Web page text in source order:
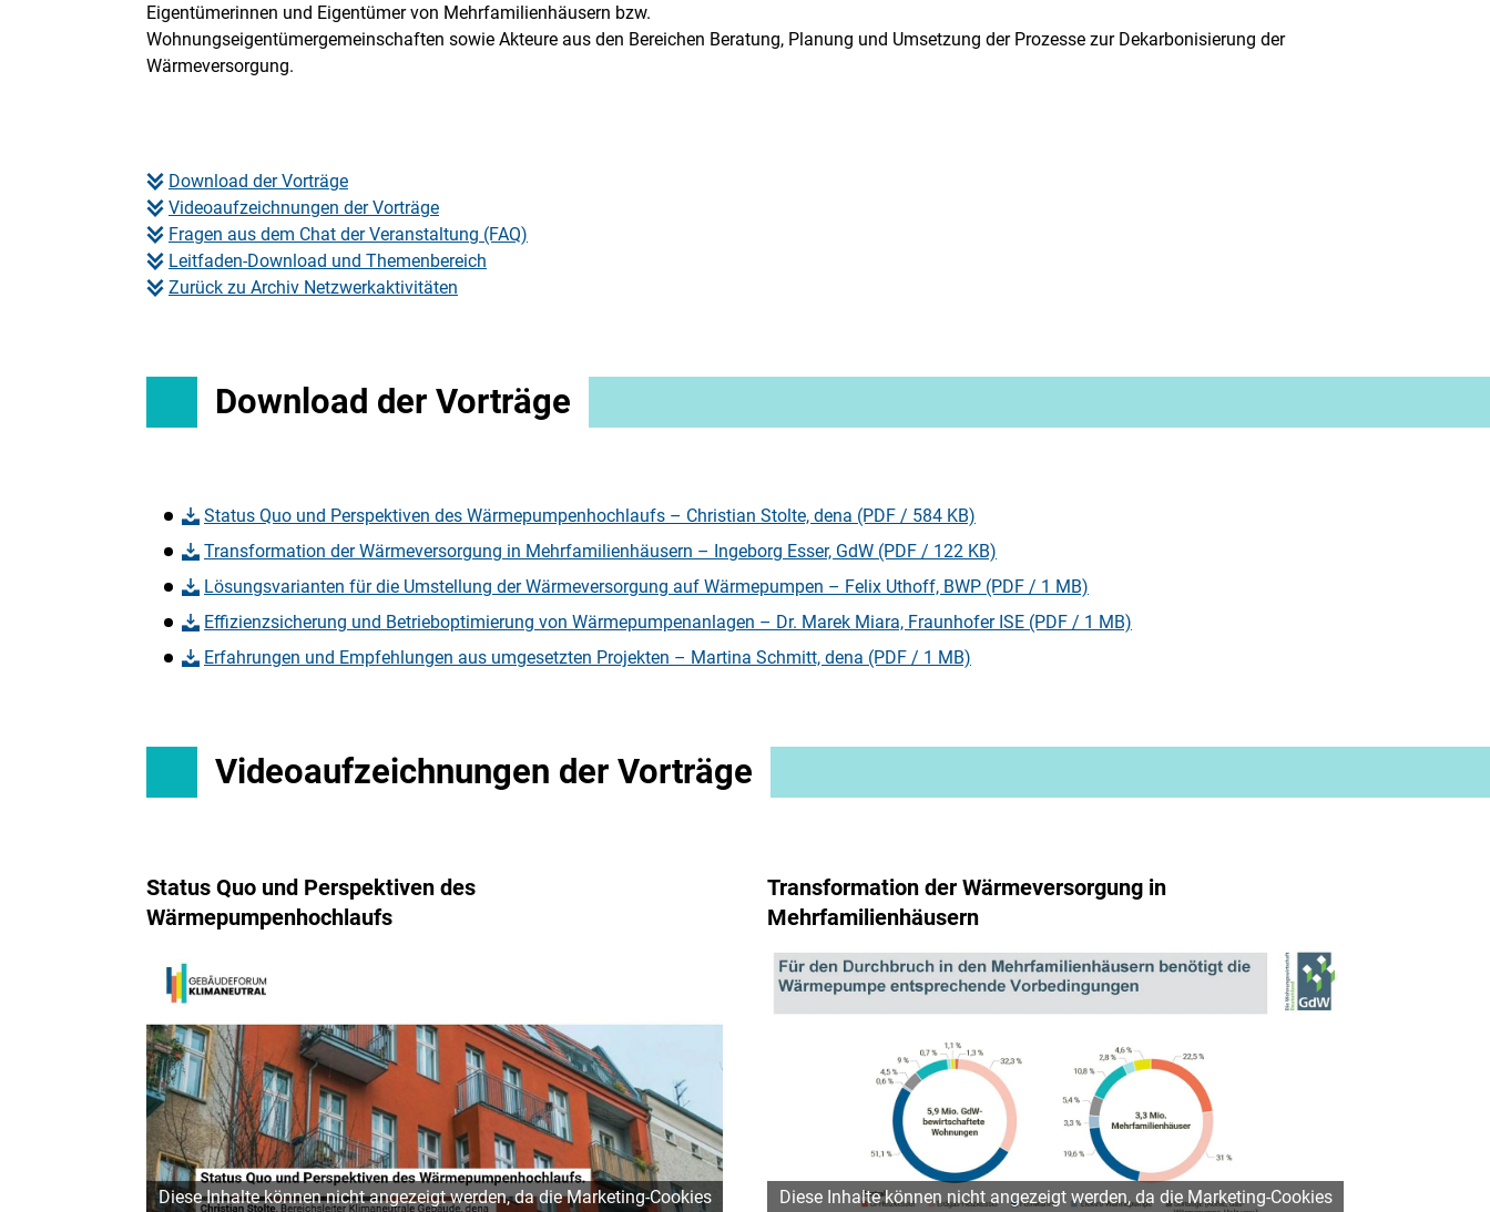
Eigentümerinnen und Eigentümer von Mehrfamilienhäusern bzw.
Wohnungseigentümergemeinschaften sowie Akteure aus den Bereichen Beratung, Planung und Umsetzung der Prozesse zur Dekarbonisierung der
Wärmeversorgung.
Download der Vorträge
Videoaufzeichnungen der Vorträge
Fragen aus dem Chat der Veranstaltung (FAQ)
Leitfaden-Download und Themenbereich
Zurück zu Archiv Netzwerkaktivitäten
Download der Vorträge
Status Quo und Perspektiven des Wärmepumpenhochlaufs – Christian Stolte, dena (PDF / 584 KB)
Transformation der Wärmeversorgung in Mehrfamilienhäusern – Ingeborg Esser, GdW (PDF / 122 KB)
Lösungsvarianten für die Umstellung der Wärmeversorgung auf Wärmepumpen – Felix Uthoff, BWP (PDF / 1 MB)
Effizienzsicherung und Betrieboptimierung von Wärmepumpenanlagen – Dr. Marek Miara, Fraunhofer ISE (PDF / 1 MB)
Erfahrungen und Empfehlungen aus umgesetzten Projekten – Martina Schmitt, dena (PDF / 1 MB)
Videoaufzeichnungen der Vorträge
Status Quo und Perspektiven des
Wärmepumpenhochlaufs
Diese Inhalte können nicht angezeigt werden, da die Marketing-Cookies
Transformation der Wärmeversorgung in
Mehrfamilienhäusern
Diese Inhalte können nicht angezeigt werden, da die Marketing-Cookies